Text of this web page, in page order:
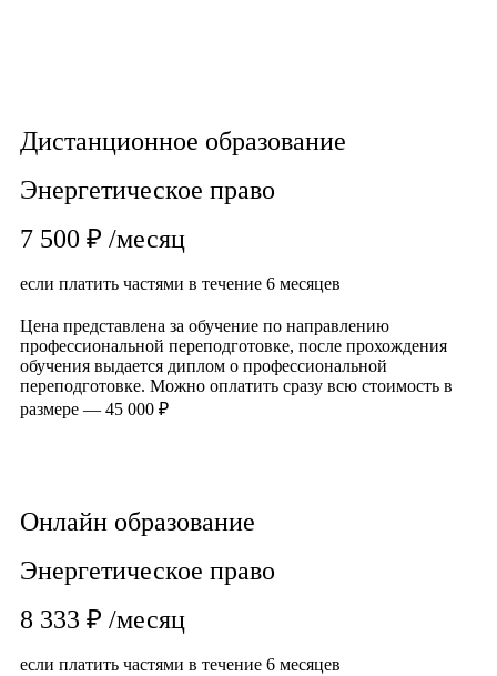
Дистанционное образование
Энергетическое право
7 500 ₽ /месяц
если платить частями в течение 6 месяцев
Цена представлена за обучение по направлению
профессиональной переподготовке, после прохождения
обучения выдается диплом о профессиональной
переподготовке. Можно оплатить сразу всю стоимость в
размере — 45 000 ₽
Онлайн образование
Энергетическое право
8 333 ₽ /месяц
если платить частями в течение 6 месяцев